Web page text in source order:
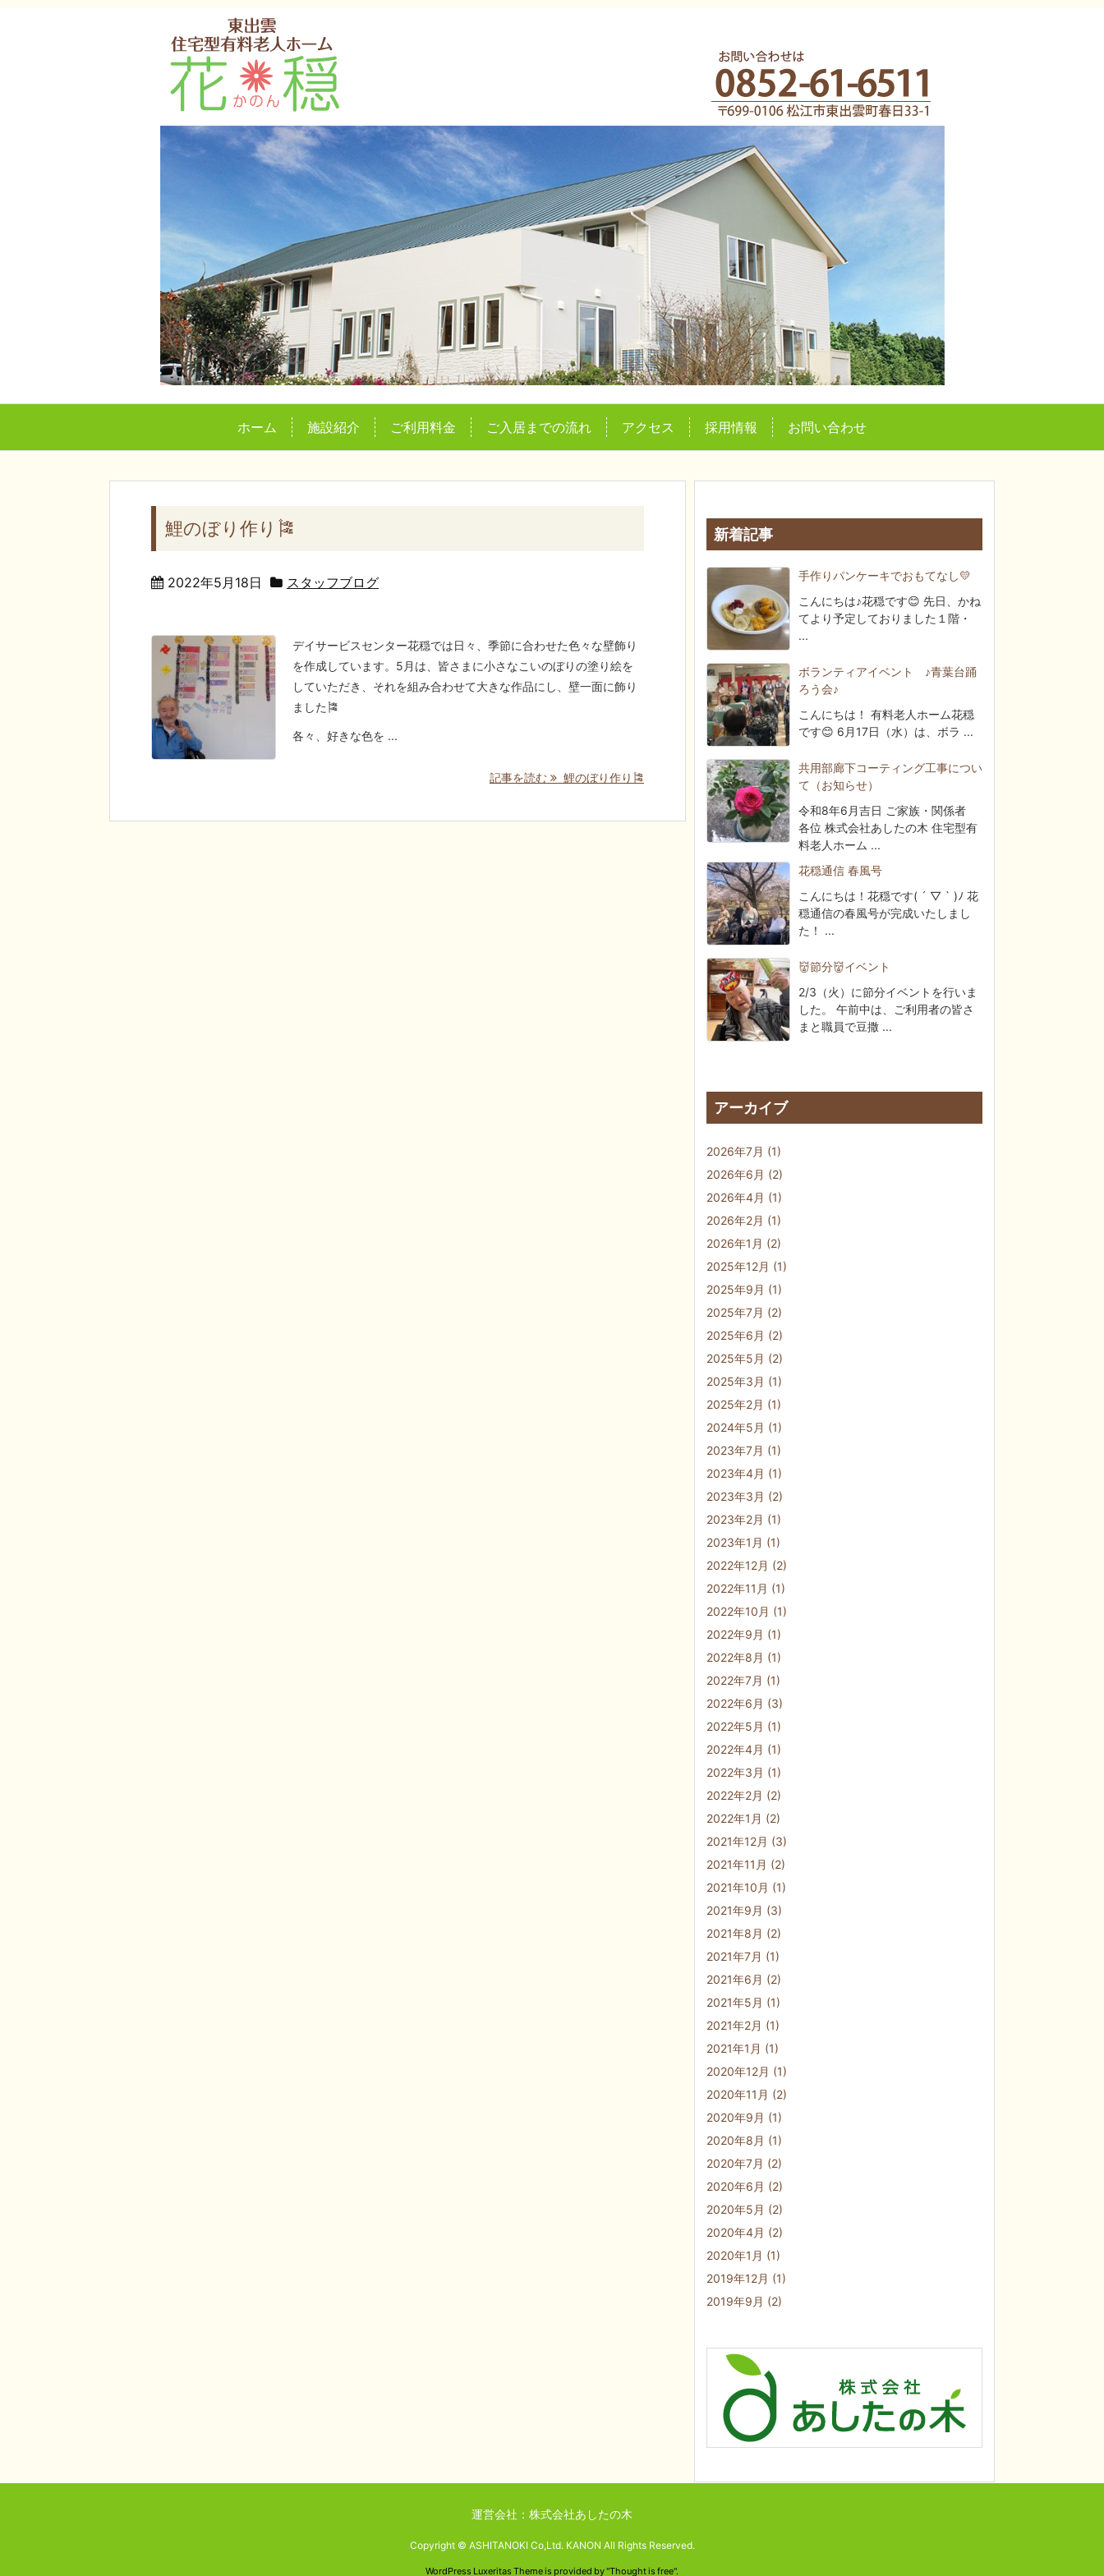
ホーム 施設紹介 ご利用料金 ご入居までの流れ アクセス 採用情報 お問い合わせ
鯉のぼり作り🎏
2022年5月18日 スタッフブログ
デイサービスセンター花穏では日々、季節に合わせた色々な壁飾り
を作成しています。5月は、皆さまに小さなこいのぼりの塗り絵を
していただき、それを組み合わせて大きな作品にし、壁一面に飾り
ました🎏
各々、好きな色を ...
記事を読む 鯉のぼり作り🎏
新着記事
手作りパンケーキでおもてなし💛
こんにちは♪花穏です😊 先日、かね
てより予定しておりました１階・
...
ボランティアイベント ♪青葉台踊
ろう会♪
こんにちは！ 有料老人ホーム花穏
です😊 6月17日（水）は、ボラ ...
共用部廊下コーティング工事につい
て（お知らせ）
令和8年6月吉日 ご家族・関係者
各位 株式会社あしたの木 住宅型有
料老人ホーム ...
花穏通信 春風号
こんにちは！花穏です( ´ ▽ ` )ﾉ 花
穏通信の春風号が完成いたしまし
た！ ...
👹節分👹イベント
2/3（火）に節分イベントを行いま
した。 午前中は、ご利用者の皆さ
まと職員で豆撒 ...
アーカイブ
2026年7月 (1)
2026年6月 (2)
2026年4月 (1)
2026年2月 (1)
2026年1月 (2)
2025年12月 (1)
2025年9月 (1)
2025年7月 (2)
2025年6月 (2)
2025年5月 (2)
2025年3月 (1)
2025年2月 (1)
2024年5月 (1)
2023年7月 (1)
2023年4月 (1)
2023年3月 (2)
2023年2月 (1)
2023年1月 (1)
2022年12月 (2)
2022年11月 (1)
2022年10月 (1)
2022年9月 (1)
2022年8月 (1)
2022年7月 (1)
2022年6月 (3)
2022年5月 (1)
2022年4月 (1)
2022年3月 (1)
2022年2月 (2)
2022年1月 (2)
2021年12月 (3)
2021年11月 (2)
2021年10月 (1)
2021年9月 (3)
2021年8月 (2)
2021年7月 (1)
2021年6月 (2)
2021年5月 (1)
2021年2月 (1)
2021年1月 (1)
2020年12月 (1)
2020年11月 (2)
2020年9月 (1)
2020年8月 (1)
2020年7月 (2)
2020年6月 (2)
2020年5月 (2)
2020年4月 (2)
2020年1月 (1)
2019年12月 (1)
2019年9月 (2)
運営会社：株式会社あしたの木
Copyright © ASHITANOKI Co,Ltd. KANON All Rights Reserved.
WordPress Luxeritas Theme is provided by "Thought is free".